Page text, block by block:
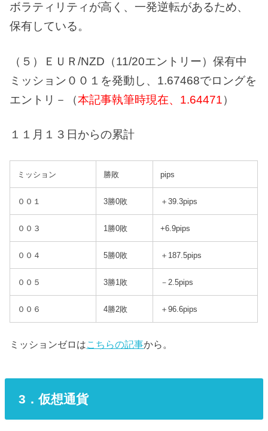
ボラティリティが高く、一発逆転があるため、
保有している。
（５）ＥＵＲ/NZD（11/20エントリー）保有中
ミッション００１を発動し、1.67468でロングを
エントリ－（本記事執筆時現在、1.64471）
１１月１３日からの累計
ミッション 勝敗 pips
００１ 3勝0敗 ＋39.3pips
００３ 1勝0敗 +6.9pips
００４ 5勝0敗 ＋187.5pips
００５ 3勝1敗 －2.5pips
００６ 4勝2敗 ＋96.6pips
ミッションゼロはこちらの記事から。
3．仮想通貨